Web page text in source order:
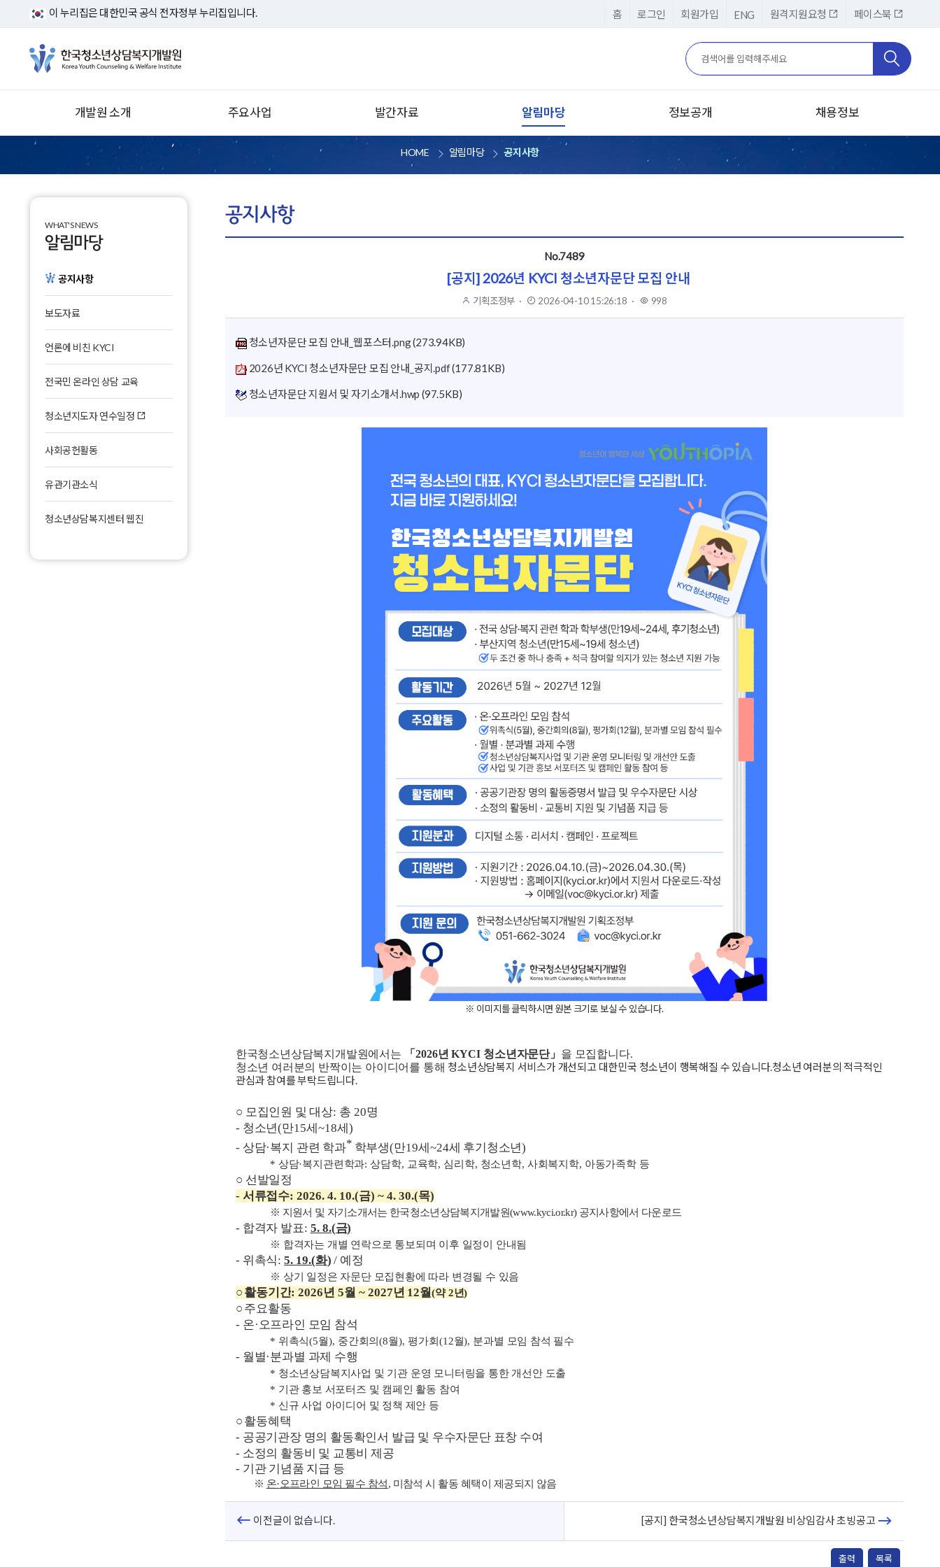
이 누리집은 대한민국 공식 전자정부 누리집입니다. 홈 로그인 회원가입 ENG 원격지원요청 페이스북
검색어
검색
검색
개발원 소개
인사말
역대 기관장
연혁
조직도
사이버 홍보관
고객의소리
주요사업
청소년안전망시스템
학교밖청소년지원사업
청소년상담사
자격연수·보수교육사업
직무연수사업
전문상담사업
발간자료
연구보고서
청소년상담 이슈페이퍼·브리프
알림마당
공지사항
보도자료
청소년지도자 연수일정
사회공헌활동
정보공개
정보공개청구
기부금품 모금 및 활용실적
신고센터
채용정보
채용제도
HOME 알림마당 공지사항
WHAT'S NEWS
알림마당
공지사항
보도자료
언론에 비친 KYCI
전국민 온라인 상담 교육
청소년지도자 연수일정
사회공헌활동
유관기관소식
청소년상담복지센터 웹진
공지사항
No.7489
[공지] 2026년 KYCI 청소년자문단 모집 안내
작성자
기획조정부 · 게시일
2026-04-10 15:26:18 · 조회
998
청소년자문단 모집 안내_웹포스터.png(273.94KB)
2026년 KYCI 청소년자문단 모집 안내_공지.pdf(177.81KB)
청소년자문단 지원서 및 자기소개서.hwp (97.5KB)
※ 이미지를 클릭하시면 원본 크기로 보실 수 있습니다.
한국청소년상담복지개발원에서는 「 2026년KYCI 청소년자문단」 을 모집합니다.
청소년 여러분의 반짝이는 아이디어를 통해 청소년상담복지 서비스가 개선되고 대한민국 청소년이 행복해질 수 있습니다.청소년 여러분의 적극적인
관심과 참여를 부탁드립니다.
○ 모집인원 및 대상: 총 20명
- 청소년(만15세 ~18세 )
- 상담·복지 관련 학과* 학부생(만19세 ~24세 후기청소년)
* 상담·복지관련학과:상담학, 교육학, 심리학, 청소년학, 사회복지학, 아동가족학 등
○ 선발일정
- 서류접수: 2026. 4. 10.(금) ~ 4. 30.(목)
※ 지원서 및 자기소개서는 한국청소년상담복지개발원(www.kyci.or.kr) 공지사항에서 다운로드
- 합격자 발표: 5. 8.(금)
※ 합격자는 개별 연락으로 통보되며 이후 일정이 안내됨
- 위촉식:5. 19.(화) / 예정
※ 상기 일정은 자문단 모집현황에 따라 변경될 수 있음
○ 활동기간: 2026년 5월 ~ 2027년 12월 (약2년)
○ 주요활동
- 온·오프라인 모임 참석
* 위촉식(5월), 중간회의(8월), 평가회 (12월), 분과별 모임 참석 필수
- 월별·분과별 과제 수행
* 청소년상담복지사업 및 기관 운영 모니터링을 통한 개선안 도출
* 기관 홍보 서포터즈 및 캠페인 활동 참여
* 신규 사업 아이디어 및 정책 제안 등
○ 활동혜택
- 공공기관장 명의 활동확인서 발급 및 우수자문단 표창 수여
- 소정의 활동비 및 교통비 제공
- 기관 기념품 지급 등
※ 온·오프라인 모임 필수 참석, 미참석 시 활동 혜택이 제공되지 않음
이전글이 없습니다. [공지] 한국청소년상담복지개발원 비상임감사 초빙공고
출력 목록